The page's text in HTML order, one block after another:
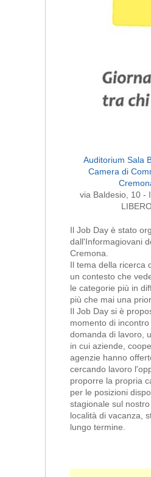
Auditorium Sala
Camera di
via Baldesio, 10 -
Il Job Day è stato
dall'Informagiovani
Cremona.
Il tema della ricerca
un contesto che
le categorie più in
più che mai una
Il Job Day si è
momento di
domanda di lavoro,
in cui aziende,
agenzie hanno
cercando lavoro
proporre la propria
per le posizioni
stagionale sul
località di vacanza,
lungo termine